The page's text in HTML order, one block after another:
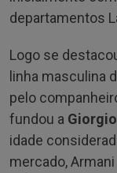
departamentos
Logo se
linha masculina
pelo
fundou a
idade
mercado,